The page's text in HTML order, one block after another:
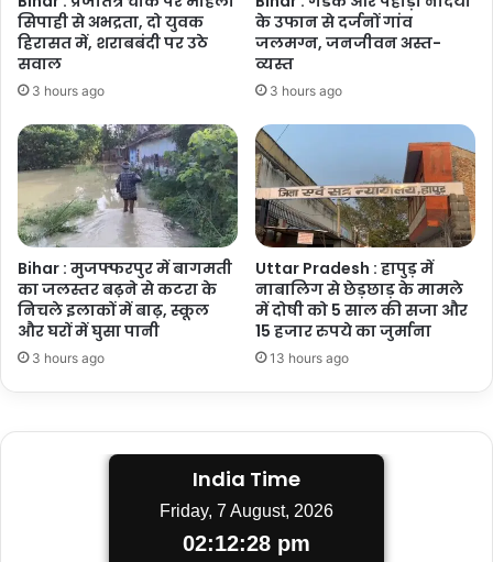
निवासी
सिपाही से अभद्रता, दो युवक
हिरासत में, शराबबंदी पर उठे
सवाल
3 hours ago
के उफान से दर्जनों गांव
जलमग्न, जनजीवन अस्त-
व्यस्त
3 hours ago
Bihar : मुजफ्फरपुर में बागमती
का जलस्तर बढ़ने से कटरा के
निचले इलाकों में बाढ़, स्कूल
और घरों में घुसा पानी
3 hours ago
Uttar Pradesh : हापुड़ में
नाबालिग से छेड़छाड़ के मामले
में दोषी को 5 साल की सजा और
15 हजार रुपये का जुर्माना
13 hours ago
India Time
Friday, 7 August, 2026
02:12:28 pm